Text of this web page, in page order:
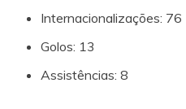
Internacionalizações: 76
Golos: 13
Assistências: 8